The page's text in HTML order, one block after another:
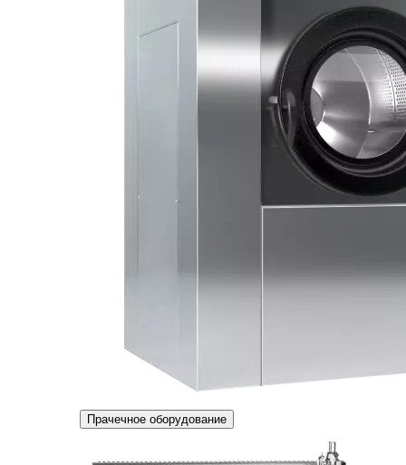
Прачечное оборудование